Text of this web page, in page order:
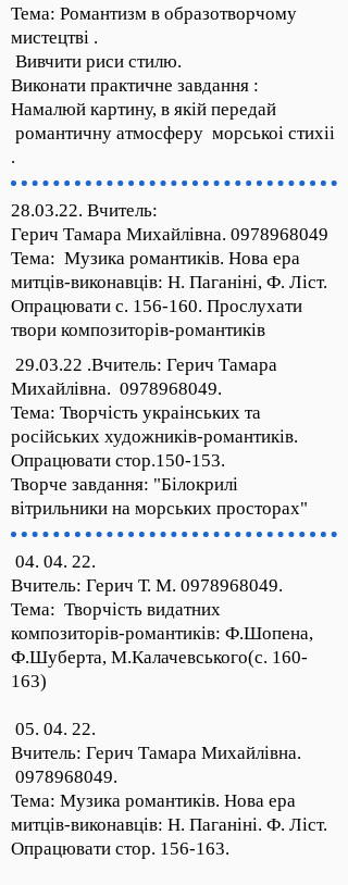
Тема: Романтизм в образотворчому
мистецтві .
Вивчити риси стилю.
Виконати практичне завдання :
Намалюй картину, в якій передай
романтичну атмосферу морськоі стихіі
.
28.03.22. Вчитель:
Герич Тамара Михайлівна. 0978968049
Тема: Музика романтиків. Нова ера
митців-виконавців: Н. Паганіні, Ф. Ліст.
Опрацювати с. 156-160. Прослухати
твори композиторів-романтиків
29.03.22 .Вчитель: Герич Тамара
Михайлівна. 0978968049.
Тема: Творчість украінських та
російських художників-романтиків.
Опрацювати стор.150-153.
Творче завдання: "Білокрилі
вітрильники на морських просторах"
04. 04. 22.
Вчитель: Герич Т. М. 0978968049.
Тема: Творчість видатних
композиторів-романтиків: Ф.Шопена,
Ф.Шуберта, М.Калачевського(с. 160-
163)
05. 04. 22.
Вчитель: Герич Тамара Михайлівна.
0978968049.
Тема: Музика романтиків. Нова ера
митців-виконавців: Н. Паганіні. Ф. Ліст.
Опрацювати стор. 156-163.